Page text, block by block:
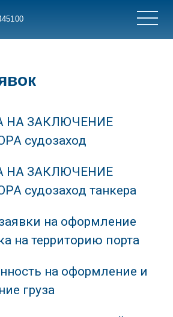
НА ЗАКЛЮЧЕНИЕ
судозаход
НА ЗАКЛЮЧЕНИЕ
судозаход танкера
на оформление
на территорию порта
на оформление и
груза